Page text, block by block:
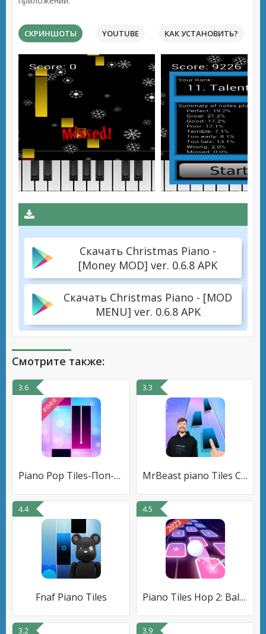
СКРИНШОТЫ YOUTUBE КАК УСТАНОВИТЬ?
Скачать Christmas Piano -
[Money MOD] ver. 0.6.8 APK
Скачать Christmas Piano - [MOD
MENU] ver. 0.6.8 APK
Смотрите также:
3.6
Piano Pop Tiles-Поп-фортепиано
3.3
MrBeast piano Tiles Challenge
4.4
Fnaf Piano Tiles
4.5
Piano Tiles Hop 2: Ball Rush
3.2 3.9